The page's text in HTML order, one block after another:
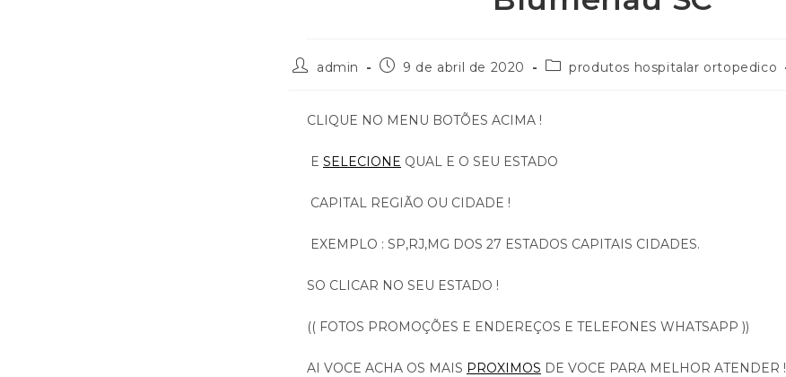
admin 9 de abril de 2020 produtos hospitalar ortopedico
CLIQUE NO MENU BOTÕES ACIMA !
E SELECIONE QUAL E O SEU ESTADO
CAPITAL REGIÃO OU CIDADE !
EXEMPLO : SP,RJ,MG DOS 27 ESTADOS CAPITAIS CIDADES.
SO CLICAR NO SEU ESTADO !
(( FOTOS PROMOÇÕES E ENDEREÇOS E TELEFONES WHATSAPP ))
AI VOCE ACHA OS MAIS PROXIMOS DE VOCE PARA MELHOR ATENDER !